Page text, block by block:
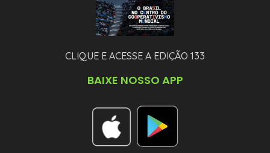
CLIQUE E ACESSE A EDIÇÃO 133
BAIXE NOSSO APP